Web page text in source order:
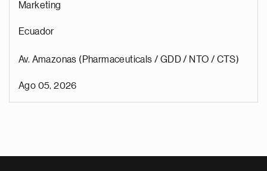
Marketing
Ecuador
Av. Amazonas (Pharmaceuticals / GDD / NTO / CTS)
Ago 05, 2026